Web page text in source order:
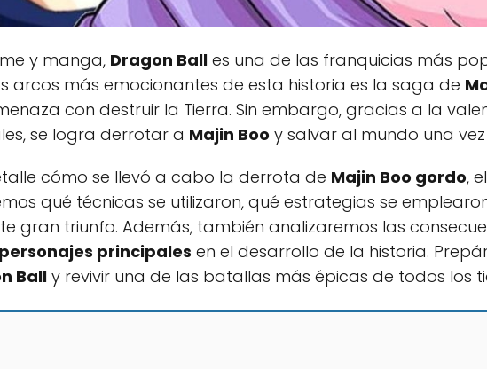
y manga, Dragon Ball es una de las franquicias más
arcos más emocionantes de esta historia es la saga de
con destruir la Tierra. Sin embargo, gracias a la
se logra derrotar a Majin Boo y salvar al mundo una
cómo se llevó a cabo la derrota de Majin Boo gordo,
qué técnicas se utilizaron, qué estrategias se
gran triunfo. Además, también analizaremos las
principales en el desarrollo de la historia.
Ball y revivir una de las batallas más épicas de todos los